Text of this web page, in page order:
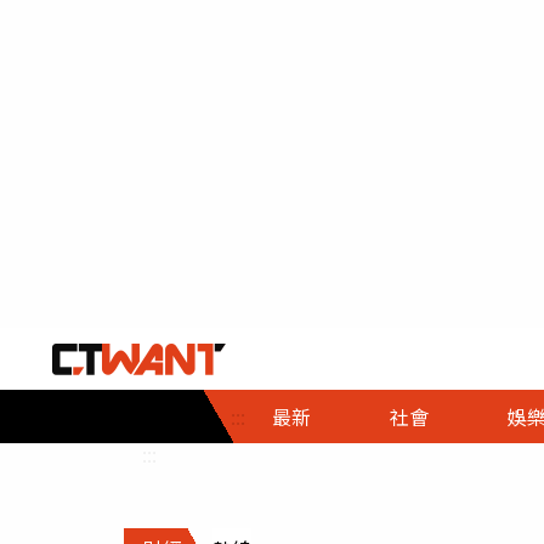
::: 最新 社會
社會首頁
時事
調查
娛樂
娛樂首頁
即時
財經首頁
熱線
政